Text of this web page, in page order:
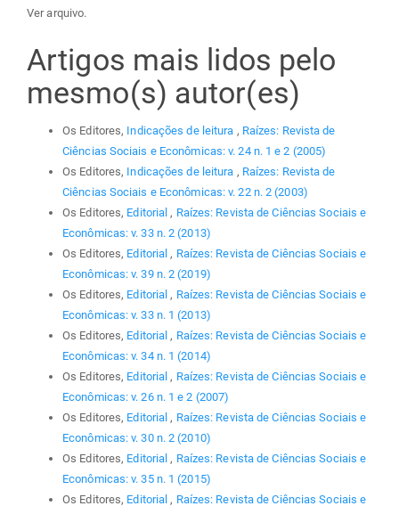
Ver arquivo.
Artigos mais lidos pelo
mesmo(s) autor(es)
Os Editores, Indicações de leitura , Raízes: Revista de
Ciências Sociais e Econômicas: v. 24 n. 1 e 2 (2005)
Os Editores, Indicações de leitura , Raízes: Revista de
Ciências Sociais e Econômicas: v. 22 n. 2 (2003)
Os Editores, Editorial , Raízes: Revista de Ciências Sociais e
Econômicas: v. 33 n. 2 (2013)
Os Editores, Editorial , Raízes: Revista de Ciências Sociais e
Econômicas: v. 39 n. 2 (2019)
Os Editores, Editorial , Raízes: Revista de Ciências Sociais e
Econômicas: v. 33 n. 1 (2013)
Os Editores, Editorial , Raízes: Revista de Ciências Sociais e
Econômicas: v. 34 n. 1 (2014)
Os Editores, Editorial , Raízes: Revista de Ciências Sociais e
Econômicas: v. 26 n. 1 e 2 (2007)
Os Editores, Editorial , Raízes: Revista de Ciências Sociais e
Econômicas: v. 30 n. 2 (2010)
Os Editores, Editorial , Raízes: Revista de Ciências Sociais e
Econômicas: v. 35 n. 1 (2015)
Os Editores, Editorial , Raízes: Revista de Ciências Sociais e